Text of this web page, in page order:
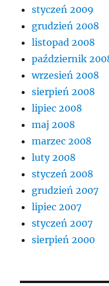
styczeń 2009
grudzień 2008
listopad 2008
październik
wrzesień 2008
sierpień 2008
lipiec 2008
maj 2008
marzec 2008
luty 2008
styczeń 2008
grudzień 2007
lipiec 2007
styczeń 2007
sierpień 2000